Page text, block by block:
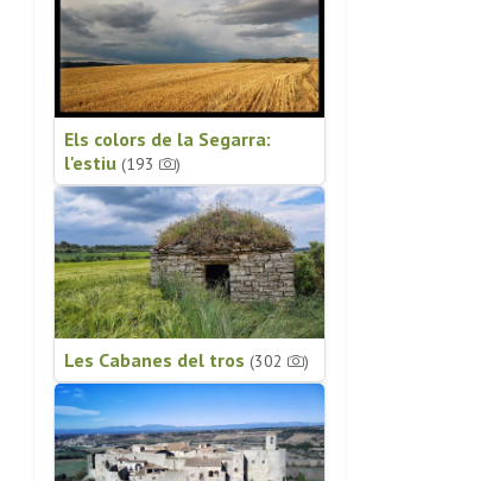
Els colors de la Segarra:
l'estiu (193 )
Les Cabanes del tros (302 )